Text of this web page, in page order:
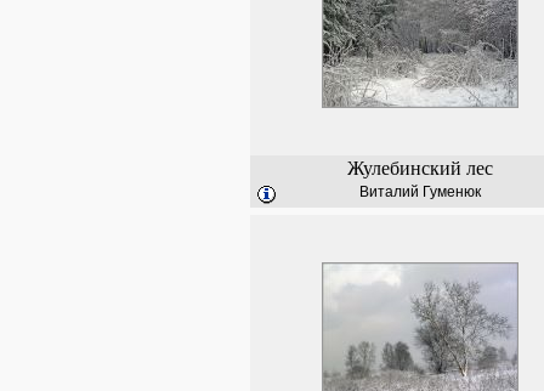
Жулебинский лес
Виталий Гуменюк